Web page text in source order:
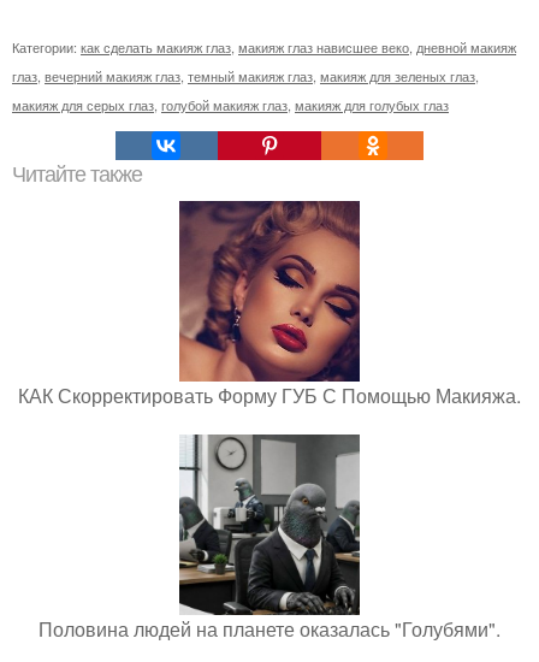
Категории: как сделать макияж глаз макияж глаз нависшее веко дневной макияж
глаз вечерний макияж глаз темный макияж глаз макияж для зеленых глаз
макияж для серых глаз голубой макияж глаз макияж для голубых глаз
Читайте также
КАК Скорректировать Форму ГУБ С Помощью Макияжа.
Половина людей на планете оказалась "Голубями".